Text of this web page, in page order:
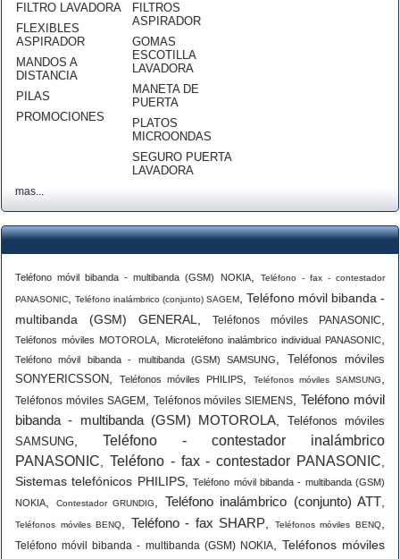
FILTRO LAVADORA
FLEXIBLES
ASPIRADOR
MANDOS A
DISTANCIA
PILAS
PROMOCIONES
FILTROS
ASPIRADOR
GOMAS
ESCOTILLA
LAVADORA
MANETA DE
PUERTA
PLATOS
MICROONDAS
SEGURO PUERTA
LAVADORA
mas...
Teléfono móvil bibanda - multibanda (GSM) NOKIA, Teléfono - fax - contestador
PANASONIC Teléfono inalámbrico (conjunto) SAGEM
Teléfono móvil bibanda -
multibanda (GSM) GENERAL
Teléfonos móviles PANASONIC
Teléfonos móviles MOTOROLA Microteléfono inalámbrico individual PANASONIC
Teléfono móvil bibanda - multibanda (GSM) SAMSUNG
Teléfonos móviles
SONYERICSSON
Teléfonos móviles PHILIPS Teléfonos móviles SAMSUNG
Teléfonos móviles SAGEM Teléfonos móviles SIEMENS ,Teléfono móvil
bibanda - multibanda (GSM) MOTOROLA
Teléfonos móviles
SAMSUNG
Teléfono - contestador inalámbrico
PANASONIC
Teléfono - fax - contestador PANASONIC
Sistemas telefónicos PHILIPS,Teléfono móvil bibanda - multibanda (GSM)
NOKIA
Contestador GRUNDIG Teléfono inalámbrico (conjunto) ATT
Teléfonos móviles BENQ Teléfono - fax SHARP Teléfonos móviles BENQ
Teléfono móvil bibanda - multibanda (GSM) NOKIA, Teléfonos móviles